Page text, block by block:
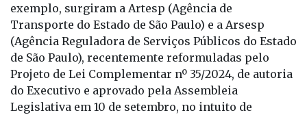
exemplo, surgiram a Artesp (Agência de
Transporte do Estado de São Paulo) e a Arsesp
(Agência Reguladora de Serviços Públicos do Estado
de São Paulo), recentemente reformuladas pelo
Projeto de Lei Complementar nº 35/2024, de autoria
do Executivo e aprovado pela Assembleia
Legislativa em 10 de setembro, no intuito de